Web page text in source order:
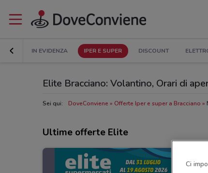
IN EVIDENZA IPER E SUPER DISCOUNT
Elite Bracciano: Volantino, Orari di
Sei qui: DoveConviene Offerte Iper e super a Bracciano
Ultime offerte Elite
Ci